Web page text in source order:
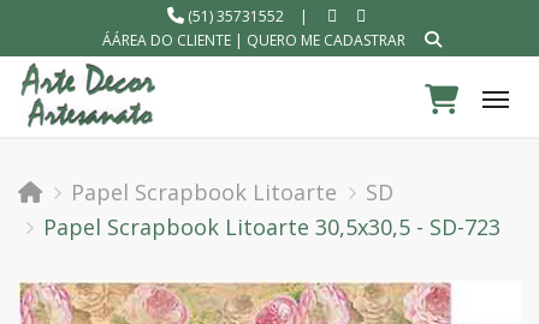
(51) 35731552
|
ÁÁREA DO CLIENTE| QUERO ME CADASTRAR
Papel Scrapbook Litoarte
SD
Papel Scrapbook Litoarte 30,5x30,5 - SD-723